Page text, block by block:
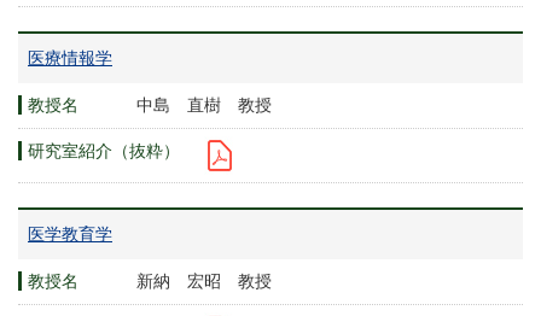
医療情報学
中島 直樹 教授
医学教育学
新納 宏昭 教授